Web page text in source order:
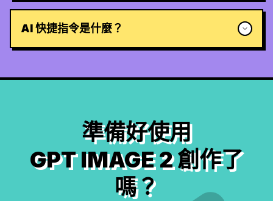
AI 快捷指令是什麼？
準備好使用
GPT IMAGE 2 創作了
嗎？